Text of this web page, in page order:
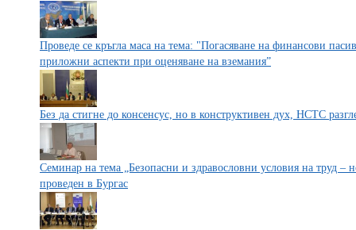
Проведе се кръгла маса на тема: "Погасяване на финансови
приложни аспекти при оценяване на вземания”
Без да стигне до консенсус, но в конструктивен дух, НСТС
Семинар на тема „Безопасни и здравословни условия на труд –
проведен в Бургас